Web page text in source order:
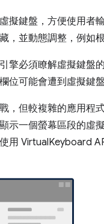
擬鍵盤，方便使用者
，並動態調整，例如
擎必須瞭解虛擬鍵盤
位可能會遭到虛擬鍵
，但較複雜的應用程
示一個螢幕區段的虛
用 VirtualKeyboard